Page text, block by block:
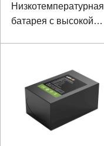
Низкотемпературная
батарея с высокой